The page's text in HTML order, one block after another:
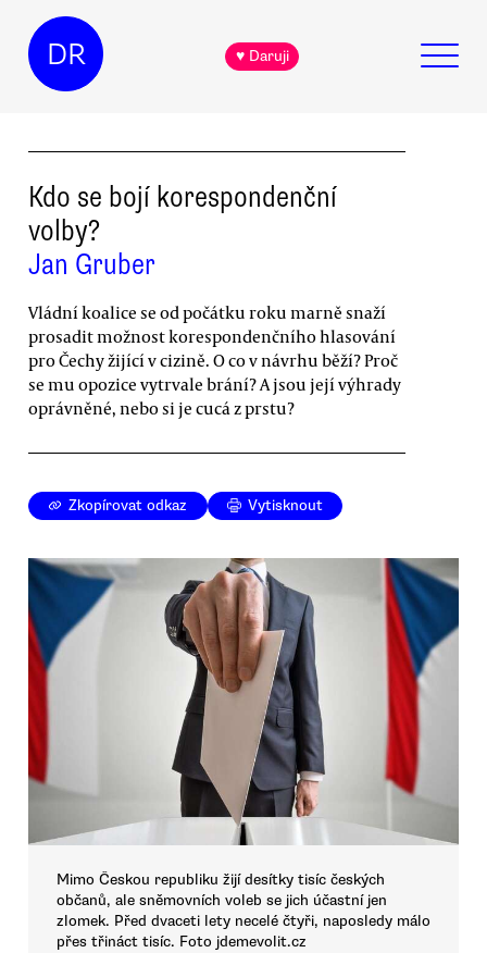
DR ♥ Daruji
Kdo se bojí korespondenční
volby?
Jan Gruber
Vládní koalice se od počátku roku marně snaží
prosadit možnost korespondenčního hlasování
pro Čechy žijící v cizině. O co v návrhu běží? Proč
se mu opozice vytrvale brání? A jsou její výhrady
oprávněné, nebo si je cucá z prstu?
Zkopírovat odkaz Vytisknout
Mimo Českou republiku žijí desítky tisíc českých
občanů, ale sněmovních voleb se jich účastní jen
zlomek. Před dvaceti lety necelé čtyři, naposledy málo
přes třináct tisíc. Foto jdemevolit.cz